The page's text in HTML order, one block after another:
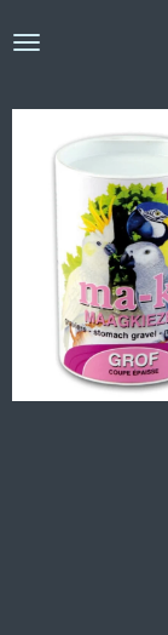
direct
de
hoofdinhoud